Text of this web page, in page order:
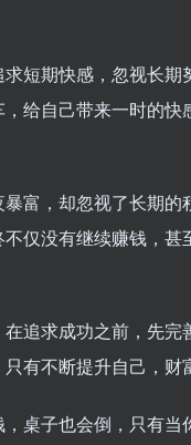
短期快感，忽视长
给自己带来一时的
富，却忽视了长期
仅没有继续赚钱，
追求成功之前，先
有不断提升自己，财
桌子也会倒，只有